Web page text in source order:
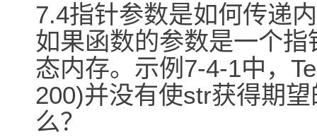
7.4指针参数是如何传递
如果函数的参数是一个
态内存。示例7-4-1中，
200)并没有使str获得期
么？